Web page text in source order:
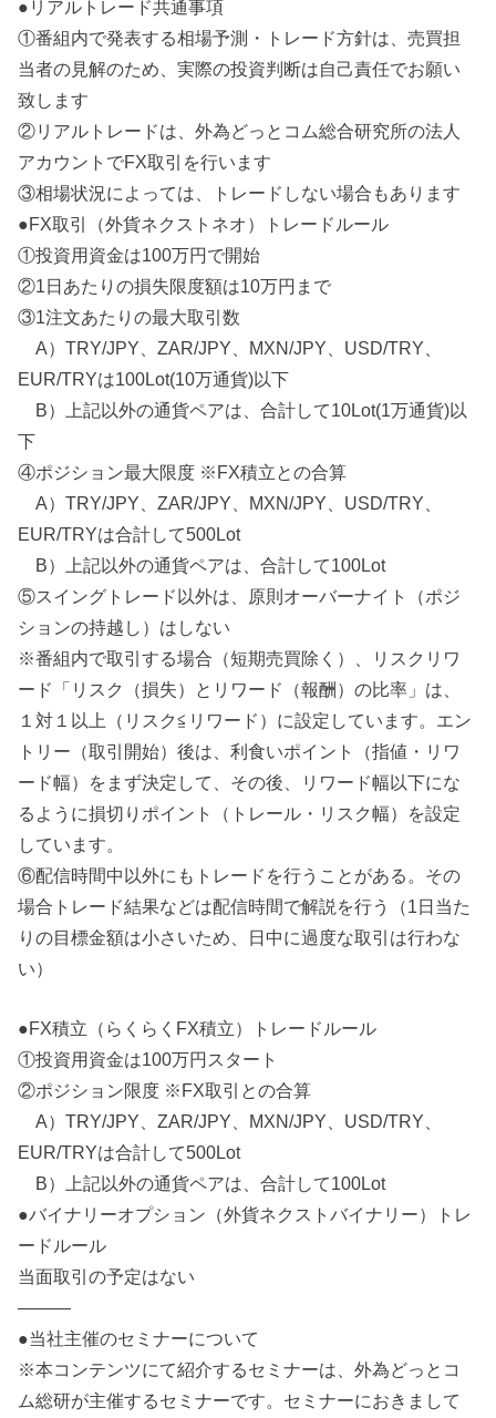
●リアルトレード共通事項
①番組内で発表する相場予測・トレード方針は、売買担
当者の見解のため、実際の投資判断は自己責任でお願い
致します
②リアルトレードは、外為どっとコム総合研究所の法人
アカウントでFX取引を行います
③相場状況によっては、トレードしない場合もあります
●FX取引（外貨ネクストネオ）トレードルール
①投資用資金は100万円で開始
②1日あたりの損失限度額は10万円まで
③1注文あたりの最大取引数
A）TRY/JPY、ZAR/JPY、MXN/JPY、USD/TRY、
EUR/TRYは100Lot(10万通貨)以下
B）上記以外の通貨ペアは、合計して10Lot(1万通貨)以
下
④ポジション最大限度 ※FX積立との合算
A）TRY/JPY、ZAR/JPY、MXN/JPY、USD/TRY、
EUR/TRYは合計して500Lot
B）上記以外の通貨ペアは、合計して100Lot
⑤スイングトレード以外は、原則オーバーナイト（ポジ
ションの持越し）はしない
※番組内で取引する場合（短期売買除く）、リスクリワ
ード「リスク（損失）とリワード（報酬）の比率」は、
１対１以上（リスク≦リワード）に設定しています。エン
トリー（取引開始）後は、利食いポイント（指値・リワ
ード幅）をまず決定して、その後、リワード幅以下にな
るように損切りポイント（トレール・リスク幅）を設定
しています。
⑥配信時間中以外にもトレードを行うことがある。その
場合トレード結果などは配信時間で解説を行う（1日当た
りの目標金額は小さいため、日中に過度な取引は行わな
い）
●FX積立（らくらくFX積立）トレードルール
①投資用資金は100万円スタート
②ポジション限度 ※FX取引との合算
A）TRY/JPY、ZAR/JPY、MXN/JPY、USD/TRY、
EUR/TRYは合計して500Lot
B）上記以外の通貨ペアは、合計して100Lot
●バイナリーオプション（外貨ネクストバイナリー）トレ
ードルール
当面取引の予定はない
———
●当社主催のセミナーについて
※本コンテンツにて紹介するセミナーは、外為どっとコ
ム総研が主催するセミナーです。セミナーにおきまして